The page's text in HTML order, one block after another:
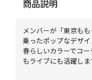
商品説明
メンバーが「東京も
乗ったポップなデザイ
春らしいカラーでコ
もライブにも活躍しま